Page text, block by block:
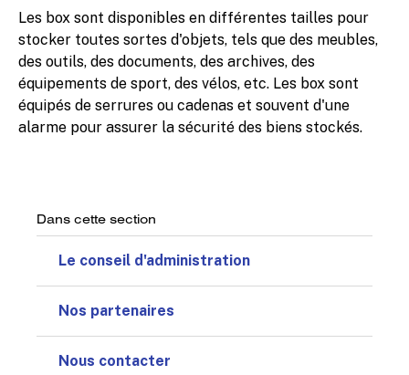
Les box sont disponibles en différentes tailles pour
stocker toutes sortes d'objets, tels que des meubles,
des outils, des documents, des archives, des
équipements de sport, des vélos, etc. Les box sont
équipés de serrures ou cadenas et souvent d'une
alarme pour assurer la sécurité des biens stockés.
Dans cette section
Le conseil d'administration
Nos partenaires
Nous contacter